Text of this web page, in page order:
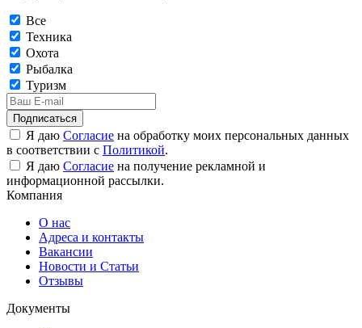
Все
Техника
Охота
Рыбалка
Туризм
Подписаться
Я даю Согласие на обработку моих персональных данных
в соответствии с Политикой.
Я даю Согласие на получение рекламной и
информационной рассылки.
Компания
О нас
Адреса и контакты
Вакансии
Новости и Статьи
Отзывы
Документы